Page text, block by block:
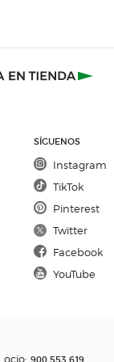
SÍGUENOS
Instagram
TikTok
Pinterest
Twitter
Facebook
YouTube
900 553 619